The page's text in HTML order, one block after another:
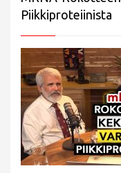
Piikkiproteiinista